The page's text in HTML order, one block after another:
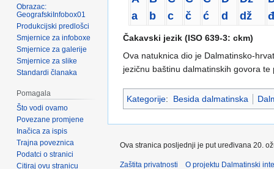
a
b
c
č
ć
d
dž
đ
Čakavski jezik (ISO 639-3: ckm)
Ova natuknica dio je Dalmatinsko-
jezičnu baštinu dalmatinskih govora
Kategorije: Besida dalmatinska
Obrazac:
GeografskiInfobox01
Produkcijski predlošci
Smjernice za infoboxe
Smjernice za galerije
Smjernice za slike
Standardi članaka
Pomagala
Što vodi ovamo
Povezane promjene
Inačica za ispis
Trajna poveznica
Podatci o stranici
Citiraj ovu stranicu
Ova stranica posljednji je put uređivana 20.
Zaštita privatnosti O projektu Dalmatinski